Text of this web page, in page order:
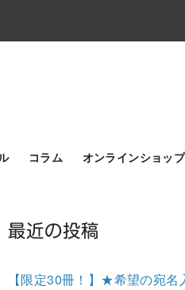
コラム オンラインショップ
最近の投稿
【限定30冊！】★希望の宛名